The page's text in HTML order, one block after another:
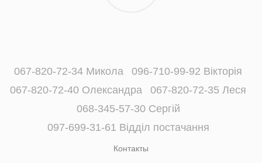
067-820-72-34 Микола
096-710-99-92 Вікторія
067-820-72-40 Олександра
067-820-72-35 Леся
068-345-57-30 Сергій
097-699-31-61 Відділ постачання
Контакты